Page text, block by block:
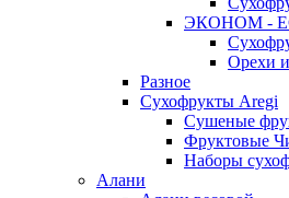
ЭКОНОМ -
Орехи
Разное
Сухофрукты Aregi
Сушеные
Фруктовые
Наборы
Алани